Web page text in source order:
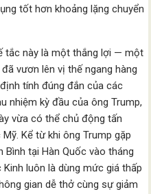
tốt hơn khoảng lặng chuyển
tắc này là một thắng lợi — một
vươn lên vị thế ngang hàng
tính đúng đắn của các
nhiệm kỳ đầu của ông Trump,
vừa có thể chủ động tấn
Kể từ khi ông Trump gặp
Bình tại Hàn Quốc vào tháng
luôn là dùng mức giá thấp
gian dễ thở cùng sự giảm